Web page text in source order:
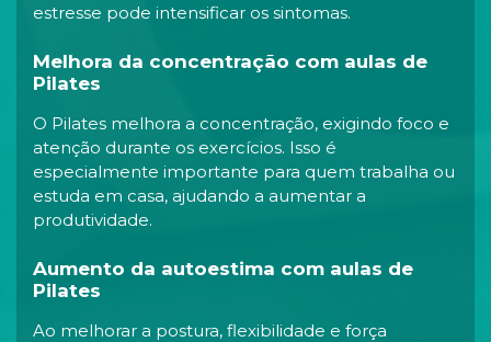
estresse pode intensificar os sintomas.
Melhora da concentração com aulas de
Pilates
O Pilates melhora a concentração, exigindo foco e
atenção durante os exercícios. Isso é
especialmente importante para quem trabalha ou
estuda em casa, ajudando a aumentar a
produtividade.
Aumento da autoestima com aulas de
Pilates
Ao melhorar a postura, flexibilidade e força